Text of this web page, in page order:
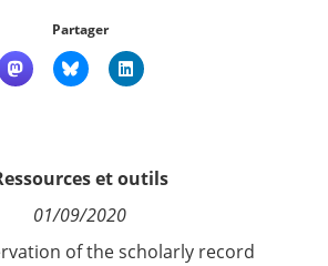
Partager
et outils
01/09/2020
of the scholarly record